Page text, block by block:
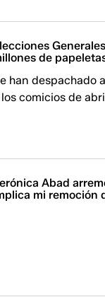
de
han despachado
los comicios de
Abad
mi remoción